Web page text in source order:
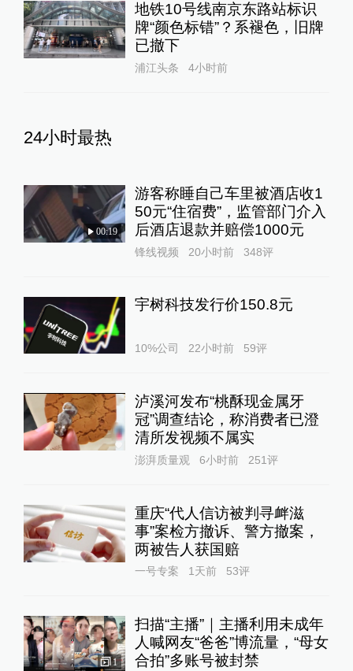
地铁10号线南京东路站标识
牌“颜色标错”？系褪色，旧牌
已撤下
浦江头条 4小时前
24小时最热
00:19
游客称睡自己车里被酒店收1
50元“住宿费”，监管部门介入
后酒店退款并赔偿1000元
锋线视频 20小时前 348评
宇树科技发行价150.8元
10%公司 22小时前 59评
泸溪河发布“桃酥现金属牙
冠”调查结论，称消费者已澄
清所发视频不属实
澎湃质量观 6小时前 251评
重庆“代人信访被判寻衅滋
事”案检方撤诉、警方撤案，
两被告人获国赔
一号专案 1天前 53评
1
扫描“主播”｜主播利用未成年
人喊网友“爸爸”博流量，“母女
合拍”多账号被封禁